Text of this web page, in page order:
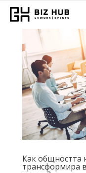
Как общността
трансформира